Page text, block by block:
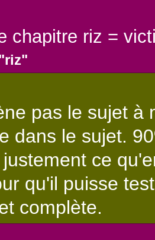
chapitre riz =
pas le sujet à
dans le sujet.
ce
qu'il puisse
complète.